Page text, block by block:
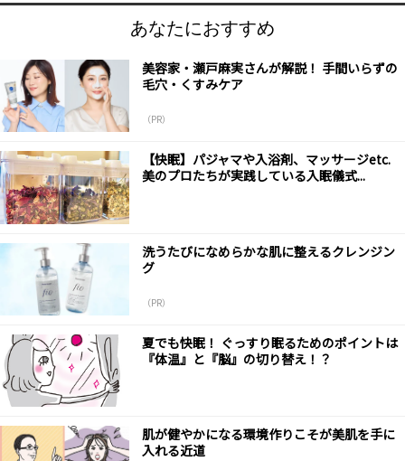
あなたにおすすめ
美容家・瀬戸麻実さんが解説！ 手間いらずの
毛穴・くすみケア
（PR）
【快眠】パジャマや入浴剤、マッサージetc.
美のプロたちが実践している入眠儀式...
洗うたびになめらかな肌に整えるクレンジン
グ
（PR）
夏でも快眠！ ぐっすり眠るためのポイントは
『体温』と『脳』の切り替え！？
肌が健やかになる環境作りこそが美肌を手に
入れる近道